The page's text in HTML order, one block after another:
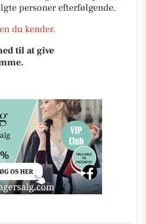
personer efterfølgende.
du kender.
til at give